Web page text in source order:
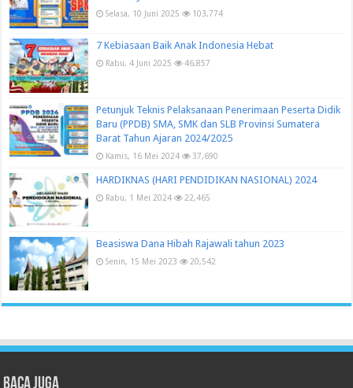
Selasa, 10 Juni 2025 103,774
7 Kebiasaan Baik Anak Indonesia Hebat
Rabu, 4 Juni 2025 46,857
Petunjuk Teknis Pelaksanaan Penerimaan Peserta Didik
Baru (PPDB) SMA, SMK dan SLB Provinsi Sumatera
Barat Tahun Ajaran 2024/2025
Kamis, 16 Mei 2024 37,690
HARDIKNAS (HARI PENDIDIKAN NASIONAL) 2024
Rabu, 1 Mei 2024 22,465
Beasiswa Dana Hibah Rajawali tahun 2023
Senin, 15 Mei 2023 20,542